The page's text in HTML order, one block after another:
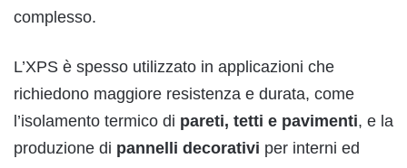
complesso.
L’XPS è spesso utilizzato in applicazioni che
richiedono maggiore resistenza e durata, come
l’isolamento termico di pareti, tetti e pavimenti, e la
produzione di pannelli decorativi per interni ed